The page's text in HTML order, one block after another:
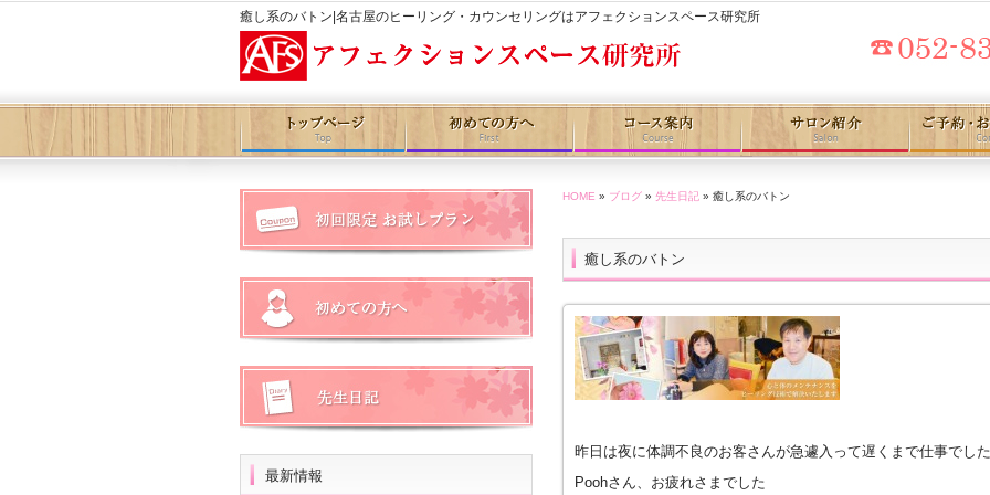
癒し系のバトン|名古屋のヒーリング・カウンセリングはアフェクションスペース研究所
HOME » ブログ » 先生日記 » 癒し系のバトン
癒し系のバトン
昨日は夜に体調不良のお客さんが急遽入って遅くまで仕事でした
Poohさん、お疲れさまでした
最新情報